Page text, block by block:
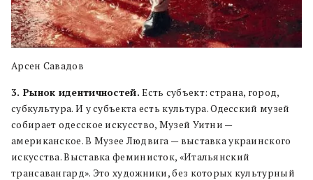
Арсен Савадов
3. Рынок идентичностей. Есть субъект: страна, город,
субкультура. И у субъекта есть культура. Одесский музей
собирает одесское искусство, Музей Уитни —
американское. В Музее Людвига — выставка украинского
искусства. Выставка феминисток, «Итальянский
трансавангард». Это художники, без которых культурный